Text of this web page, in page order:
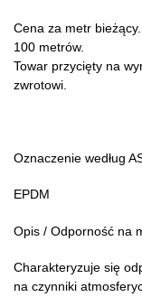
Cena za metr
100 metrów.
Towar przycięty na
zwrotowi.
Oznaczenie według
EPDM
Opis / Odporność na
Charakteryzuje się
na czynniki